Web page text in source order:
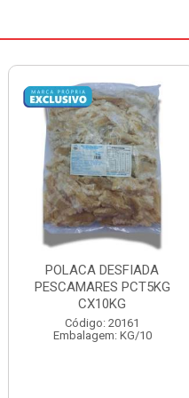
POLACA DESFIADA
PESCAMARES PCT1KG
CX10KG
Código: 20162
Embalagem: KG/10